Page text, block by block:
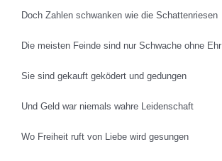
Doch Zahlen schwanken wie die Schattenriesen
Die meisten Feinde sind nur Schwache ohne Ehr
Sie sind gekauft geködert und gedungen
Und Geld war niemals wahre Leidenschaft
Wo Freiheit ruft von Liebe wird gesungen